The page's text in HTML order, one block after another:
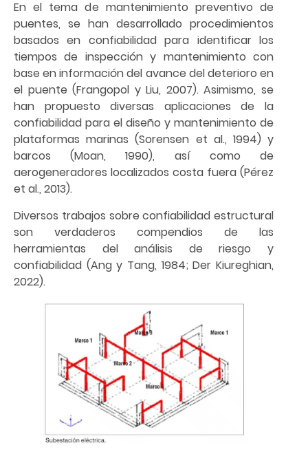
En el tema de mantenimiento preventivo de
puentes, se han desarrollado procedimientos
basados en confiabilidad para identificar los
tiempos de inspección y mantenimiento con
base en información del avance del deterioro en
el puente (Frangopol y Liu, 2007). Asimismo, se
han propuesto diversas aplicaciones de la
confiabilidad para el diseño y mantenimiento de
plataformas marinas (Sorensen et al., 1994) y
barcos (Moan, 1990), así como de
aerogeneradores localizados costa fuera (Pérez
et al., 2013).
Diversos trabajos sobre confiabilidad estructural
son verdaderos compendios de las
herramientas del análisis de riesgo y
confiabilidad (Ang y Tang, 1984; Der Kiureghian,
2022).